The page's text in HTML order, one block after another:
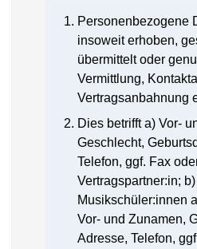
Personenbezogene
insoweit erhoben,
übermittelt oder
Vermittlung,
Vertragsanbahnung
Dies betrifft a) Vor-
Geschlecht,
Telefon, ggf. Fax
Vertragspartner:in;
Musikschüler:innen
Vor- und Zunamen,
Adresse, Telefon,